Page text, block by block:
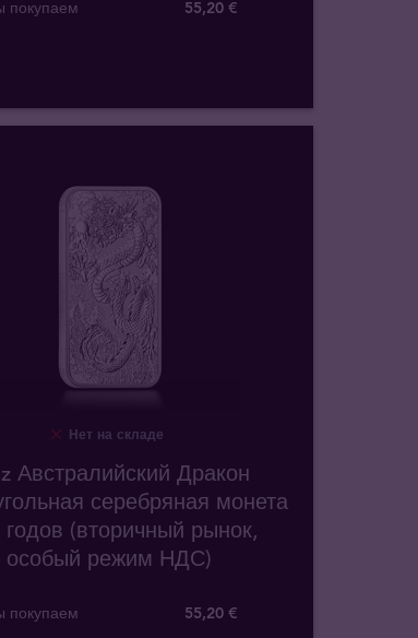
покупаем 55,20 €
Нет на складе
Австралийский Дракон
серебряная монета
годов (вторичный рынок,
особый режим НДС)
покупаем 55,20 €